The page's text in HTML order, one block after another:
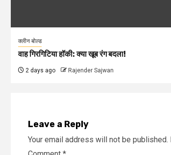
क्लीन बोल्ड
वाह गिरगिटिया हॉकी: क्या खूब रंग बदला!
2 days ago Rajender Sajwan
Leave a Reply
Your email address will not be published.